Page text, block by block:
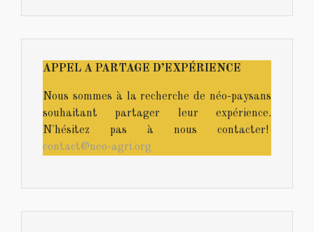
APPEL A PARTAGE D’EXPÉRIENCE
Nous sommes à la recherche de néo-paysans
souhaitant partager leur expérience.
N'hésitez pas à nous contacter!
contact@neo-agri.org